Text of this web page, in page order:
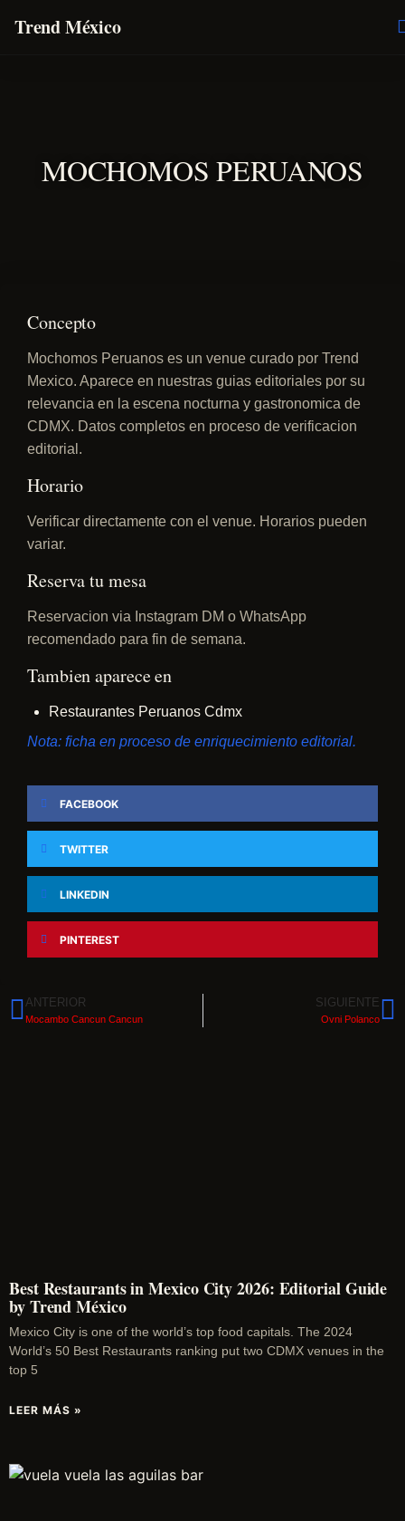
Trend México
MOCHOMOS PERUANOS
Concepto
Mochomos Peruanos es un venue curado por Trend
Mexico. Aparece en nuestras guias editoriales por su
relevancia en la escena nocturna y gastronomica de
CDMX. Datos completos en proceso de verificacion
editorial.
Horario
Verificar directamente con el venue. Horarios pueden
variar.
Reserva tu mesa
Reservacion via Instagram DM o WhatsApp
recomendado para fin de semana.
Tambien aparece en
Restaurantes Peruanos Cdmx
Nota: ficha en proceso de enriquecimiento editorial.
FACEBOOK
TWITTER
LINKEDIN
PINTEREST
ANTERIOR
Mocambo Cancun Cancun
SIGUIENTE
Ovni Polanco
Best Restaurants in Mexico City 2026: Editorial Guide
by Trend México
Mexico City is one of the world’s top food capitals. The 2024
World’s 50 Best Restaurants ranking put two CDMX venues in the
top 5
LEER MÁS »